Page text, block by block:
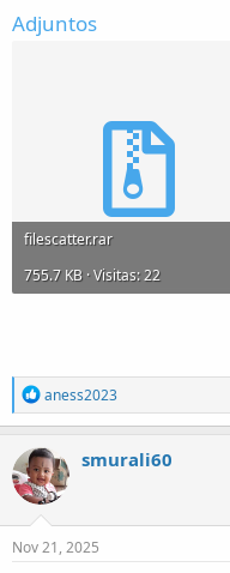
Adjuntos
filescatter.rar
755.7 KB · Visitas: 22
R
e
a
c
t
i
o
n
s
aness2023
smurali60
Nov 21, 2025